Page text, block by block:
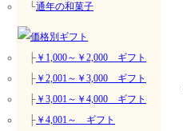
└通年の和菓子
├ ￥1,000～￥2,000 ギフト
├ ￥2,001～￥3,000 ギフト
├ ￥3,001～￥4,000 ギフト
├ ￥4,001～ ギフト